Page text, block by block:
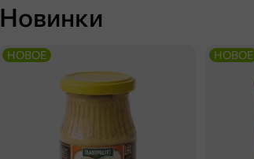
Новинки
НОВОЕ НОВОЕ